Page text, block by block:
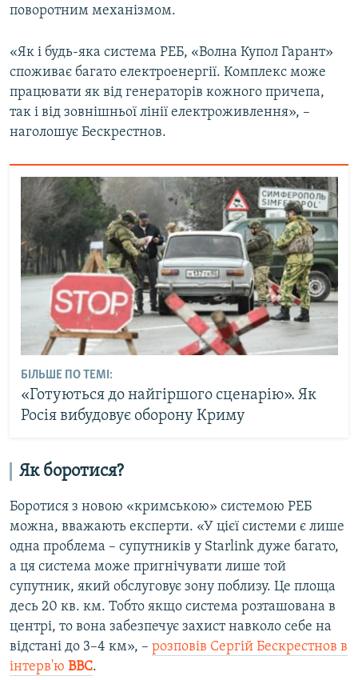
поворотним механізмом.
«Як і будь-яка система РЕБ, «Волна Купол Гарант»
споживає багато електроенергії. Комплекс може
працювати як від генераторів кожного причепа,
так і від зовнішньої лінії електроживлення», –
наголошує Бескрестнов.
БІЛЬШЕ ПО ТЕМІ:
«Готуються до найгіршого сценарію». Як
Росія вибудовує оборону Криму
Як боротися?
Боротися з новою «кримською» системою РЕБ
можна, вважають експерти. «У цієї системи є лише
одна проблема – супутників у Starlink дуже багато,
а ця система може пригнічувати лише той
супутник, який обслуговує зону поблизу. Це площа
десь 20 кв. км. Тобто якщо система розташована в
центрі, то вона забезпечує захист навколо себе на
відстані до 3–4 км», – розповів Сергій Бескрестнов в
інтерв'ю BBC.